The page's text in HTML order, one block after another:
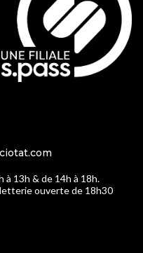
à 13h & de 14h à 18h.
ouverte de 18h30